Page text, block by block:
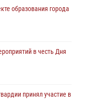
образования города
в честь Дня
принял участие в